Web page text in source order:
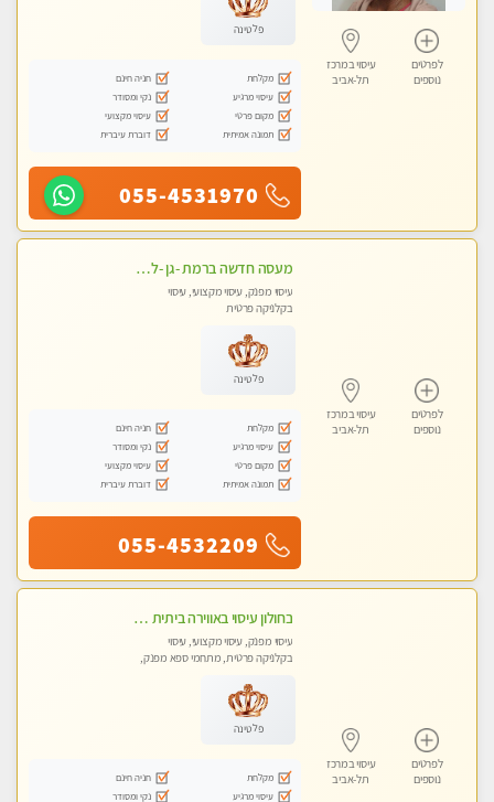
לפרטים
נוספים
עיסוי במרכז
תל-אביב
פלטינה
מקלחת
חניה חינם
עיסוי מרגיע
נקי ומסודר
מקום פרטי
עיסוי מקצועי
תמונה אמיתית
דוברת עיברית
055-4531970
לפרטים
נוספים
עיסוי במרכז
תל-אביב
מעסה חדשה ברמת -גן -לעיסוי מיוחד ואיכותי מקום פרטי ואינטימי ושקט.
עיסוי מפנק, עיסוי מקצועי, עיסוי
בקלניקה פרטית
פלטינה
מקלחת
חניה חינם
עיסוי מרגיע
נקי ומסודר
מקום פרטי
עיסוי מקצועי
תמונה אמיתית
דוברת עיברית
055-4532209
לפרטים
נוספים
עיסוי במרכז
תל-אביב
בחולון עיסוי באווירה ביתית רגועה שקט , עיסוי ספורטיבי משחרר לכל הגוף. מעסה צעירה ואלופה לעיסוי מפנק מומלץ מאוד ....פרטי!! ללא מין !!
עיסוי מפנק, עיסוי מקצועי, עיסוי
בקלניקה פרטית, מתחמי ספא מפנק,
פלטינה
מקלחת
חניה חינם
עיסוי מרגיע
נקי ומסודר